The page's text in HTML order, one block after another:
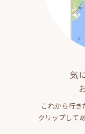
気
これから行
クリップして